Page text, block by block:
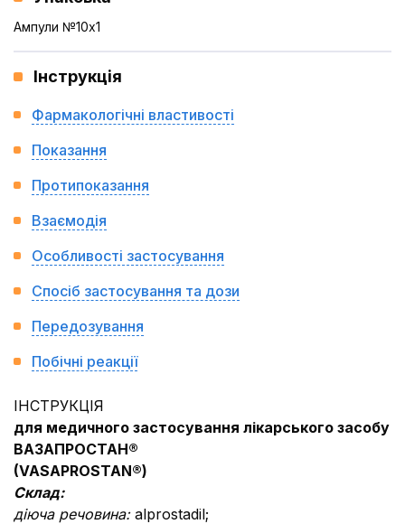
Ампули №10x1
Інструкція
Фармакологічні властивості
Показання
Протипоказання
Взаємодія
Особливості застосування
Спосіб застосування та дози
Передозування
Побічні реакції
ІНСТРУКЦІЯ
для медичного застосування лікарського засобу
ВАЗАПРОСТАН®
(VASAPROSTAN®)
Склад:
діюча речовина: аlprostadil;